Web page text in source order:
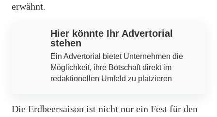
erwähnt.
Hier könnte Ihr Advertorial
stehen
Ein Advertorial bietet Unternehmen die
Möglichkeit, ihre Botschaft direkt im
redaktionellen Umfeld zu platzieren
Die Erdbeersaison ist nicht nur ein Fest für den